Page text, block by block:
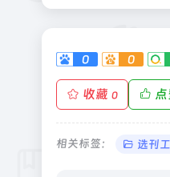
0 0
收藏 0
相关标签： 选刊